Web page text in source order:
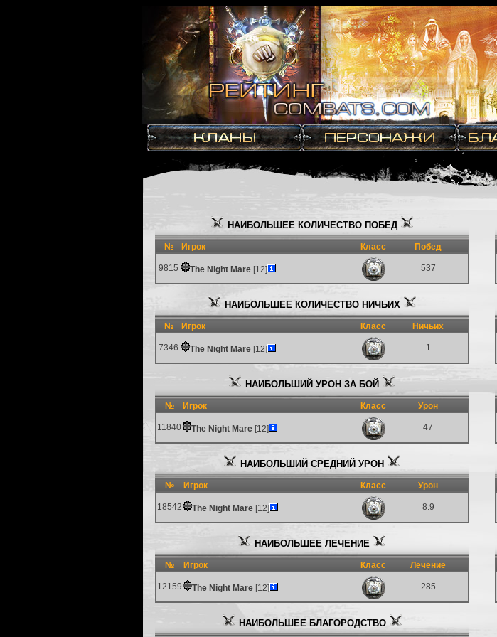
НАИБОЛЬШЕЕ КОЛИЧЕСТВО ПОБЕД
№ Игрок Класс Побед
9815 The Night Mare [12] 537
НАИБОЛЬШЕЕ КОЛИЧЕСТВО НИЧЬИХ
№ Игрок Класс Ничьих
7346 The Night Mare [12] 1
НАИБОЛЬШИЙ УРОН ЗА БОЙ
№ Игрок Класс Урон
11840 The Night Mare [12] 47
НАИБОЛЬШИЙ СРЕДНИЙ УРОН
№ Игрок Класс Урон
18542 The Night Mare [12] 8.9
НАИБОЛЬШЕЕ ЛЕЧЕНИЕ
№ Игрок Класс Лечение
12159 The Night Mare [12] 285
НАИБОЛЬШЕЕ БЛАГОРОДСТВО